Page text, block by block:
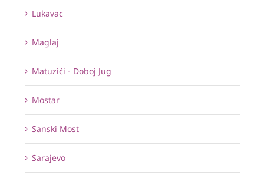
Lukavac
Maglaj
Matuzići - Doboj Jug
Mostar
Sanski Most
Sarajevo